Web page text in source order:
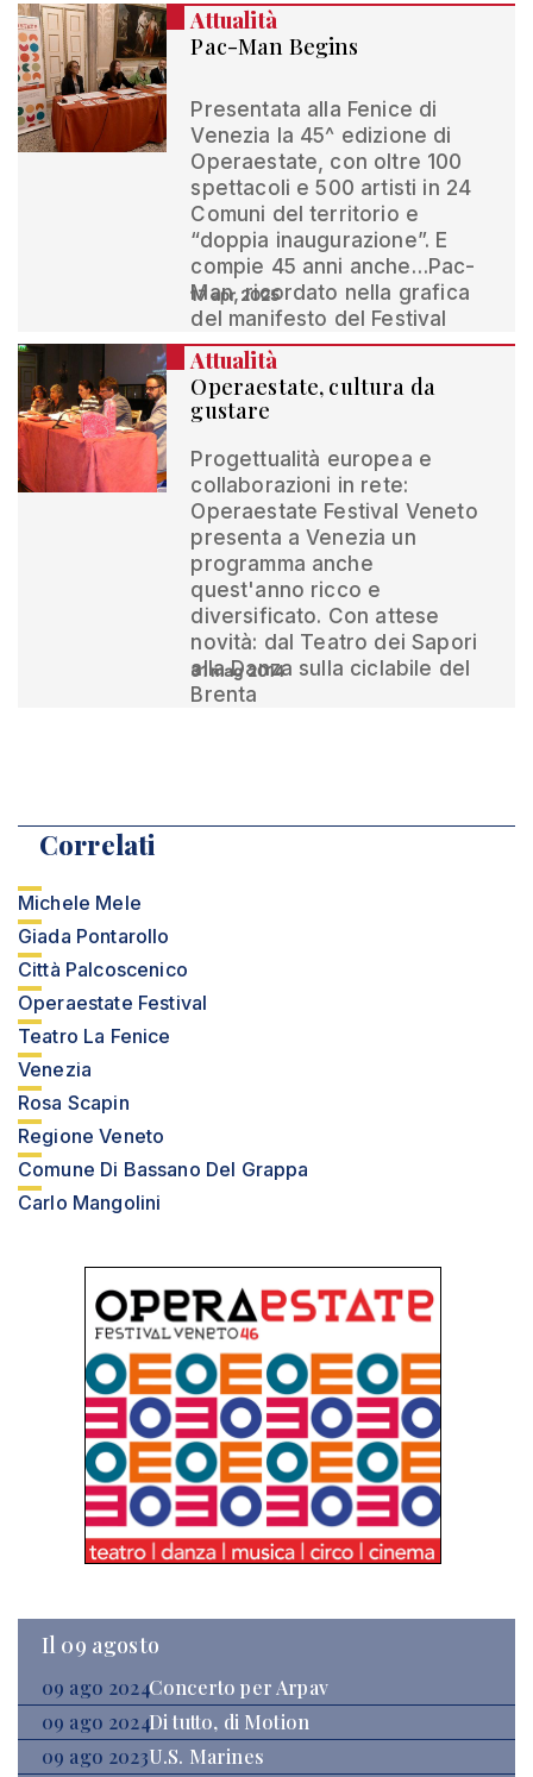
Attualità
Pac-Man Begins
Presentata alla Fenice di
Venezia la 45^ edizione di
Operaestate, con oltre 100
spettacoli e 500 artisti in 24
Comuni del territorio e
“doppia inaugurazione”. E
compie 45 anni anche…Pac-
Man, ricordato nella grafica
del manifesto del Festival
17 apr 2025
Attualità
Operaestate, cultura da
gustare
Progettualità europea e
collaborazioni in rete:
Operaestate Festival Veneto
presenta a Venezia un
programma anche
quest'anno ricco e
diversificato. Con attese
novità: dal Teatro dei Sapori
alla Danza sulla ciclabile del
Brenta
31 mag 2014
Correlati
Michele Mele
Giada Pontarollo
Città Palcoscenico
Operaestate Festival
Teatro La Fenice
Venezia
Rosa Scapin
Regione Veneto
Comune Di Bassano Del Grappa
Carlo Mangolini
Il 09 agosto
09 ago 2024Concerto per Arpav
09 ago 2024Di tutto, di Motion
09 ago 2023U.S. Marines